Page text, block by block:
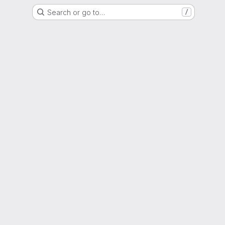
Search or go to… /